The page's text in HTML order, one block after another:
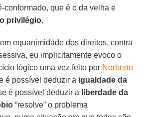
conformado, que é o da velha e
privilégio.
equanimidade dos direitos, contra
eu implicitamente evoco o
lógico uma vez feito por Norberto
é possível deduzir a igualdade da
é possível deduzir a liberdade da
“resolve” o problema